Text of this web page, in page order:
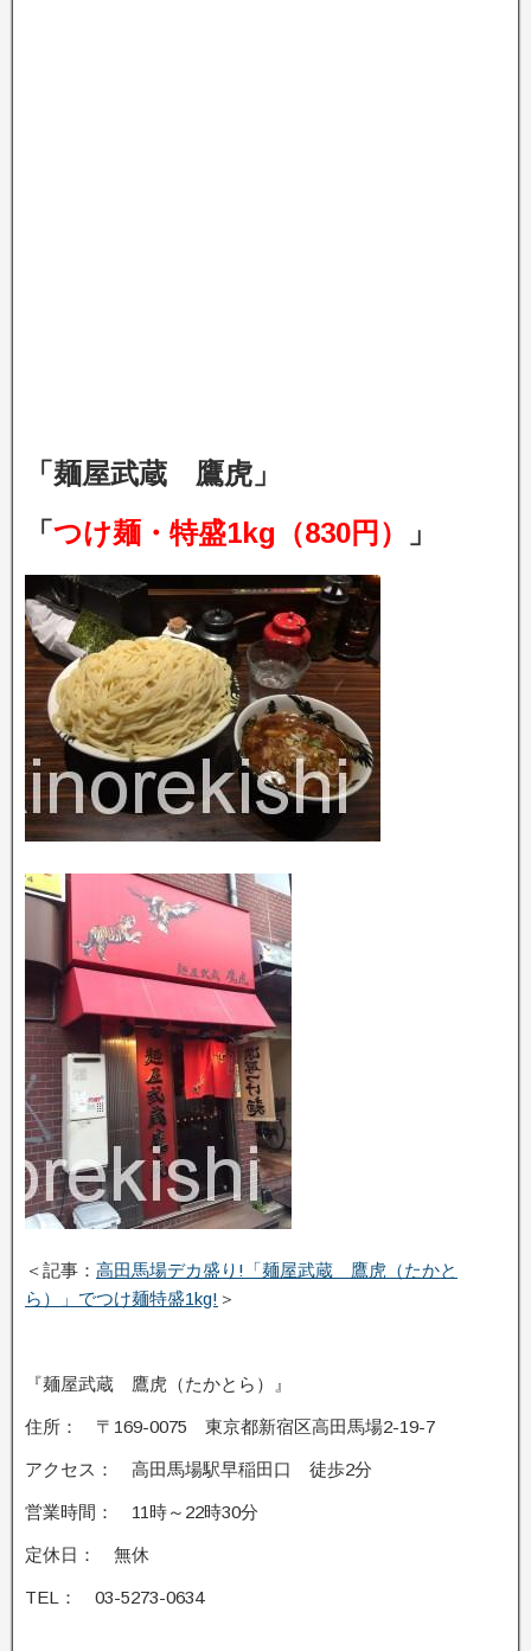
「麺屋武蔵 鷹虎」
「 つけ麺・特盛1kg（830円） 」
＜記事： 高田馬場デカ盛り!「麺屋武蔵 鷹虎（たかと
ら）」でつけ麺特盛1kg! ＞
『麺屋武蔵 鷹虎（たかとら）』
住所： 〒169-0075 東京都新宿区高田馬場2-19-7
アクセス： 高田馬場駅早稲田口 徒歩2分
営業時間： 11時～22時30分
定休日： 無休
TEL： 03-5273-0634